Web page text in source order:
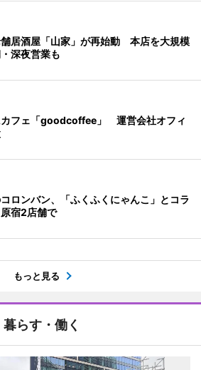
居酒屋「山家」が再始動 本店を大規模
深夜営業も
カフェ「goodcoffee」 運営会社オフィ
ロンバン、「ふくふくにゃんこ」とコラ
宿2店舗で
もっと見る
暮らす・働く